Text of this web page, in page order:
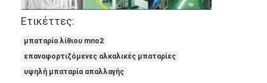
πακέτα μπαταριών ιόντων λιθίου
μπαταρία φωτισμού έκτακτης ανάγκης
Ετικέττες:
μπαταρία λίθιου mno2
επαναφορτιζόμενες αλκαλικές μπαταρίες
υψηλή μπαταρία απαλλαγής